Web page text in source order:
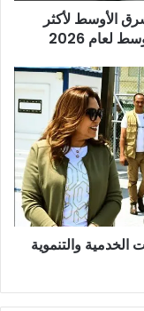
الأوسط لأكثر
2026
والتنموية